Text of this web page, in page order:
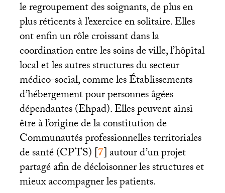
le regroupement des soignants, de plus en
plus réticents à l’exercice en solitaire. Elles
ont enfin un rôle croissant dans la
coordination entre les soins de ville, l’hôpital
local et les autres structures du secteur
médico-social, comme les Établissements
d’hébergement pour personnes âgées
dépendantes (Ehpad). Elles peuvent ainsi
être à l’origine de la constitution de
Communautés professionnelles territoriales
de santé (CPTS)[7]autour d’un projet
partagé afin de décloisonner les structures et
mieux accompagner les patients.